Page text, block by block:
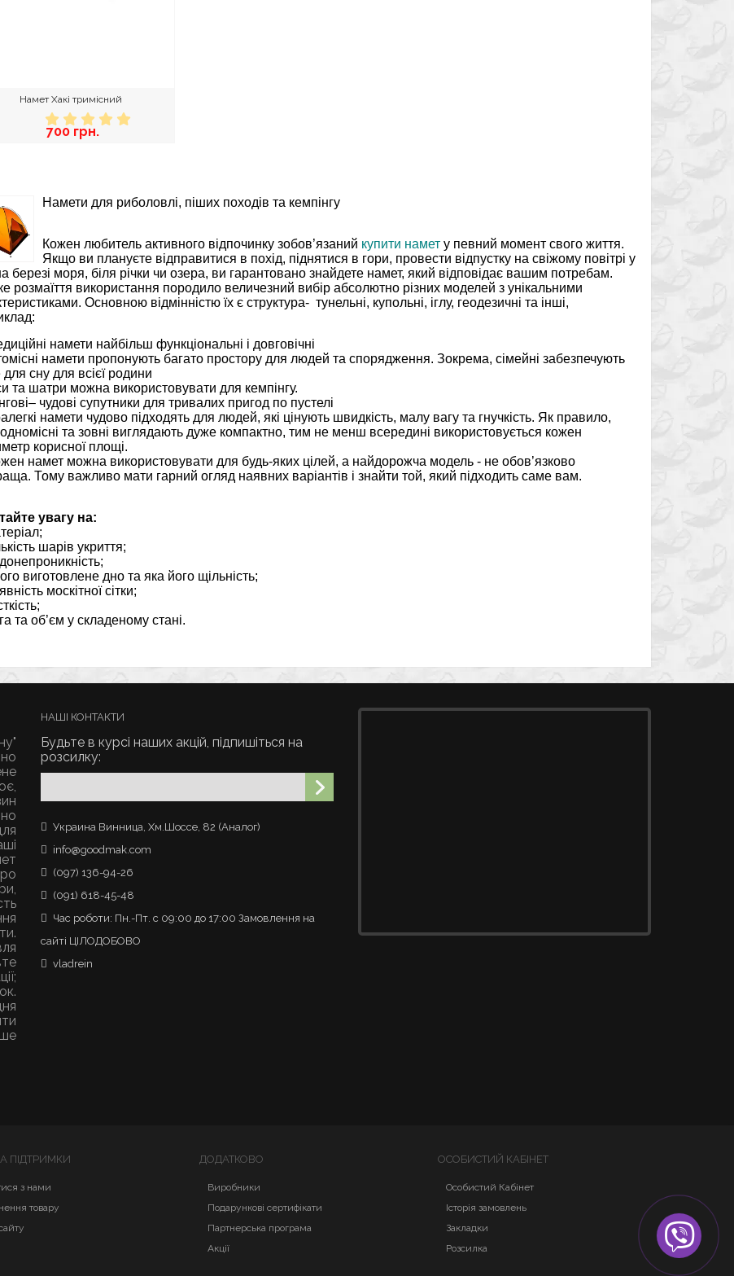
Намет Хакі тримісний
700 грн.
Намети для риболовлі, піших походів та кемпінгу
Кожен любитель активного відпочинку зобов’язаний купити намет у певний момент свого життя.
Якщо ви плануєте відправитися в похід, піднятися в гори, провести відпустку на свіжому повітрі у
березі моря, біля річки чи озера, ви гарантовано знайдете намет, який відповідає вашим потребам.
розмаїття використання породило величезний вибір абсолютно різних моделей з унікальними
Основною відмінністю їх є структура- тунельні, купольні, іглу, геодезичні та інші,
намети найбільш функціональні і довговічні
намети пропонують багато простору для людей та спорядження. Зокрема, сімейні забезпечують
для сну для всієї родини
та шатри можна використовувати для кемпінгу.
чудові супутники для тривалих пригод по пустелі
намети чудово підходять для людей, які цінують швидкість, малу вагу та гнучкість. Як правило,
та зовні виглядають дуже компактно, тим не менш всередині використовується кожен
корисної площі.
намет можна використовувати для будь-яких цілей, а найдорожча модель - не обов’язково
Тому важливо мати гарний огляд наявних варіантів і знайти той, який підходить саме вам.
увагу на:
шарів укриття;
виготовлене дно та яка його щільність;
москітної сітки;
та об’єм у складеному стані.
НАШІ КОНТАКТИ
Будьте в курсі наших акцій, підпишіться на
розсилку:
Украина Винница, Хм.Шоссе, 82 (Аналог)
info@goodmak.com
(097) 136-94-26
(091) 618-45-48
Час роботи: Пн.-Пт. с 09:00 до 17:00 Замовлення на
сайті ЦІЛОДОБОВО
vladrein
ПІДТРИМКИ
з нами
товару
ДОДАТКОВО
Виробники
Подарункові сертифікати
Партнерська програма
Акції
ОСОБИСТИЙ КАБІНЕТ
Особистий Кабінет
Історія замовлень
Закладки
Розсилка